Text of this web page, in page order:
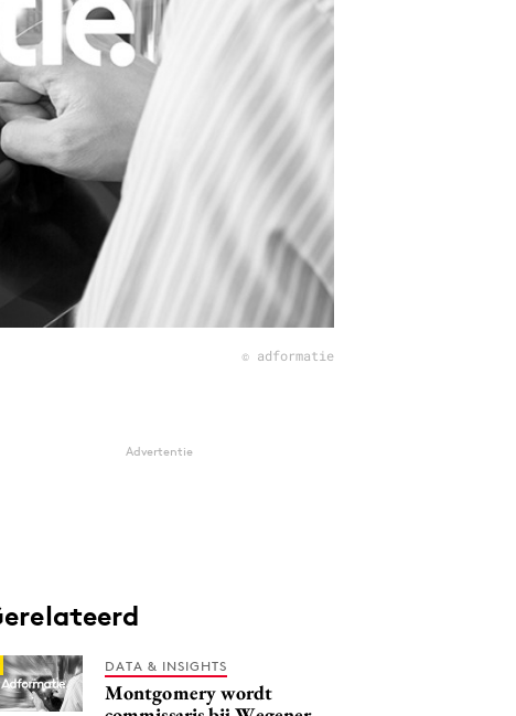
© adformatie
Advertentie
DATA & INSIGHTS
Montgomery wordt